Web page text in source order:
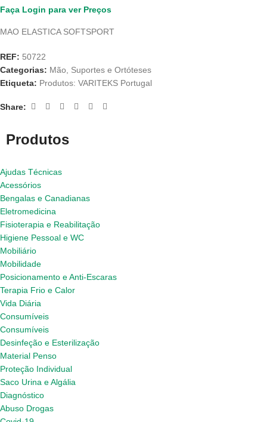
Produtos
Ajudas Técnicas
Acessórios
Bengalas e Canadianas
Eletromedicina
Fisioterapia e Reabilitação
Higiene Pessoal e WC
Mobiliário
Mobilidade
Posicionamento e Anti-Escaras
Terapia Frio e Calor
Vida Diária
Consumíveis
Consumíveis
Desinfeção e Esterilização
Material Penso
Proteção Individual
Saco Urina e Algália
Diagnóstico
Abuso Drogas
Faça Login para ver Preços
MAO ELASTICA SOFTSPORT
REF: 50722
Categorias: Mão
Suportes e Ortóteses
Etiqueta: Produtos: VARITEKS Portugal
Share: